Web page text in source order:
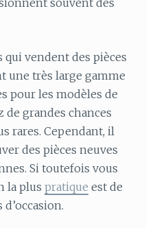
vendent des pièces
une très large gamme
pour les modèles de
de grandes chances
rares. Cependant, il
des pièces neuves
Si toutefois vous
la pluspratique est de